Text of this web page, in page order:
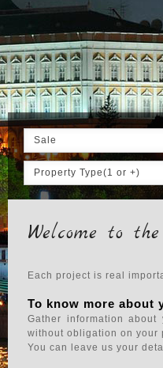
Sale
Property Type(1 or +)
Welcome to
Each project is real
To know more about
Gather information
without obligation on your
You can leave us your